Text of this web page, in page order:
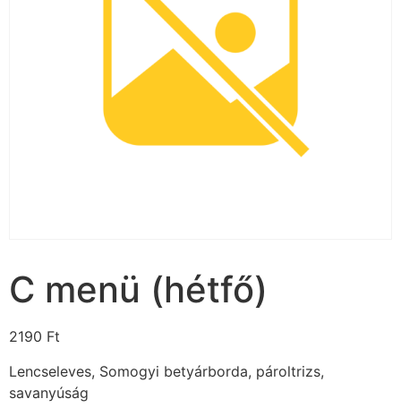
C menü (hétfő)
2190 Ft
Lencseleves, Somogyi betyárborda, pároltrizs,
savanyúság